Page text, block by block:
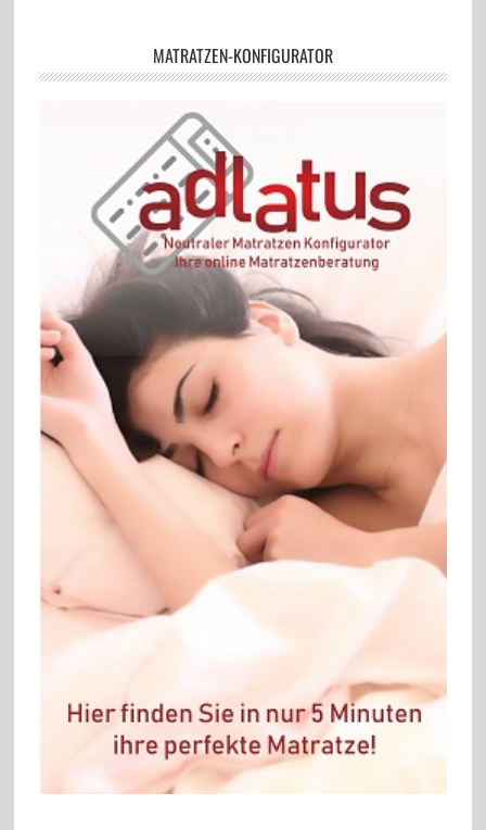
MATRATZEN-KONFIGURATOR